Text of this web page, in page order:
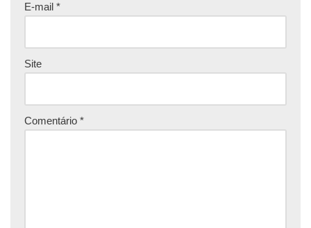
E-mail *
Site
Comentário *